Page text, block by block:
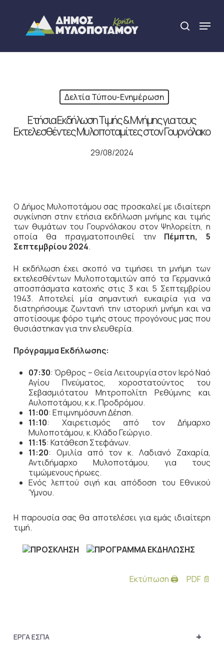
content
search
Menu
Δελτία Τύπου-Ενημέρωση
Ετήσια Εκδήλωση Τιμής & Μνήμης για τους
Εκτελεσθέντες Μυλοποταμίτες στον Γουρνόλακο
29/08/2024
Ο Δήμος Μυλοποτάμου σας προσκαλεί με ιδιαίτερη
συγκίνηση στην ετήσια εκδήλωση μνήμης και τιμής
των θυμάτων του Γουρνόλακου στον Ψηλορείτη, η
οποία θα πραγματοποιηθεί την Πέμπτη, 5
Σεπτεμβρίου 2024.
Η εκδήλωση έχει σκοπό να τιμήσει τη μνήμη των
εκτελεσθέντων Μυλοποταμιτών από τα Γερμανικά
αποσπάσματα κατοχής στις 3 και 5 Σεπτεμβρίου
1943. Αποτελεί μία σημαντική ευκαιρία για να
διατηρήσουμε ζωντανή την ιστορική μνήμη και να
αποτίσουμε φόρο τιμής στους προγόνους μας που
θυσιάστηκαν για την ελευθερία.
Πρόγραμμα Εκδήλωσης:
07:30: Όρθρος – Θεία Λειτουργία στον Ιερό Ναό
Αγίου Πνεύματος, χοροστατούντος του
Σεβασμιότατου Μητροπολίτη Ρεθύμνης και
Αυλοποτάμου, κ.κ. Προδρόμου.
11:00: Επιμνημόσυνη Δέηση.
11:10: Χαιρετισμός από τον Δήμαρχο
Μυλοποτάμου, κ. Κλάδο Γεώργιο.
11:15: Κατάθεση Στεφάνων.
11:20: Ομιλία από τον κ. Λαδιανό Ζαχαρία,
Αντιδήμαρχο Μυλοποτάμου, για τους
τιμώμενους ήρωες.
Ενός λεπτού σιγή και απόδοση του Εθνικού
Ύμνου.
Η παρουσία σας θα αποτελέσει για εμάς ιδιαίτερη
τιμή.
Εκτύπωση 🖨 PDF 📄
+
ΕΡΓΑ ΕΣΠΑ
Close